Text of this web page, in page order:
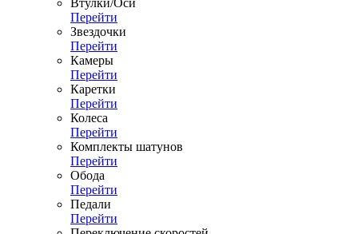
Втулки/Оси
Перейти
Звездочки
Перейти
Камеры
Перейти
Каретки
Перейти
Колеса
Перейти
Комплекты шатунов
Перейти
Обода
Перейти
Педали
Перейти